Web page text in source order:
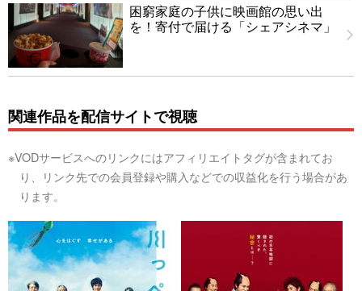
困窮家庭の子供に映画館の思い出
を！寄付で届ける「シェアシネマ」
関連作品を配信サイトで視聴
※VODサービスへのリンクにはアフィリエイトタグが含まれてお
り、リンク先での会員登録や購入などでの収益化を行う場合があ
ります。